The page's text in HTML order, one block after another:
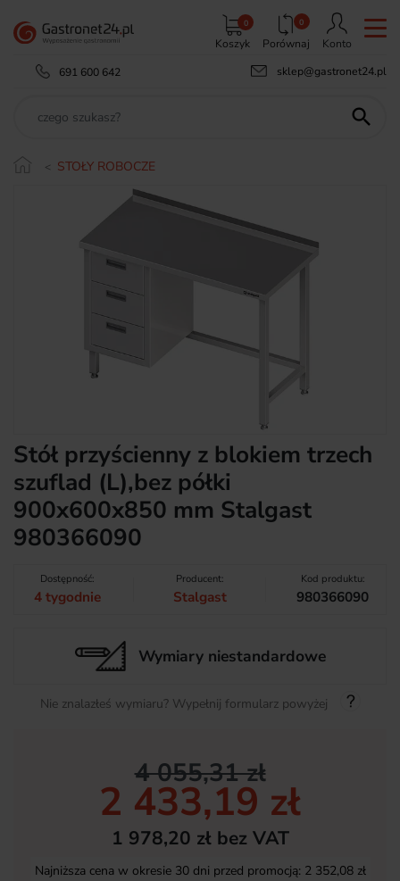
Koszyk
0 0
Porównaj
Konto
691 600 642
sklep@gastronet24.pl

STOŁY ROBOCZE
Stół przyścienny z blokiem trzech
szuflad (L),bez półki
900x600x850 mm Stalgast
980366090
Dostępność:
4 tygodnie
Producent:
Stalgast
Kod produktu:
980366090
Wymiary niestandardowe
Nie znalazłeś wymiaru? Wypełnij formularz powyżej
4 055,31 zł
2 433,19 zł
1 978,20 zł bez VAT
Najniższa cena w okresie 30 dni przed promocją: 2 352,08 zł